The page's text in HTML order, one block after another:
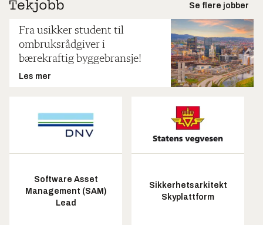
Se flere jobber
Fra usikker student til
ombruksrådgiver i
bærekraftig byggebransje!
Les mer
Software Asset
Management (SAM)
Lead
Sikkerhetsarkitekt
Skyplattform